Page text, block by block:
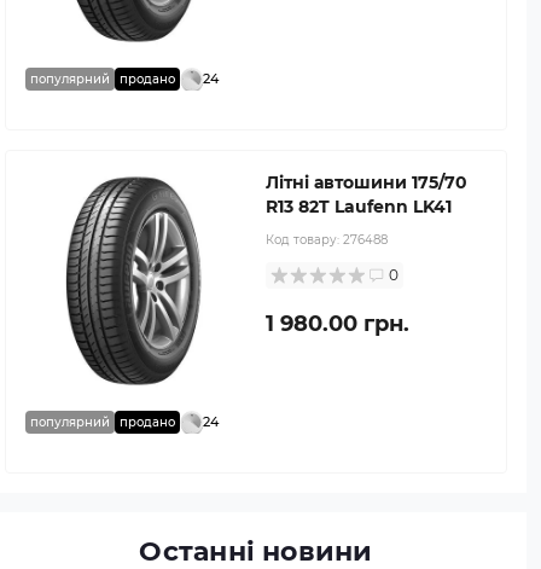
популярний продано 24
популярний продано 24
Літні автошини 175/70
R13 82T Laufenn LK41
Код товару: 276488
0
1 980.00 грн.
Останні новини